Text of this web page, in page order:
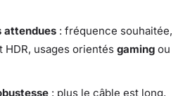
attendues : fréquence souhaitée,
usages orientés gaming ou
: plus le câble est long,